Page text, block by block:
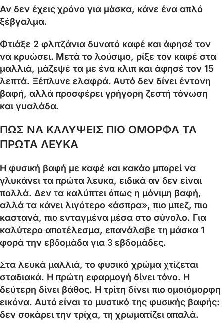
Αν δεν έχεις χρόνο για μάσκα, κάνε ένα απλό
ξέβγαλμα.
Φτιάξε 2 φλιτζάνια δυνατό καφέ και άφησέ τον
να κρυώσει. Μετά το λούσιμο, ρίξε τον καφέ στα
μαλλιά, μάζεψέ τα με ένα κλιπ και άφησέ τον 15
λεπτά. Ξέπλυνε ελαφρά. Αυτό δεν δίνει έντονη
βαφή, αλλά προσφέρει γρήγορη ζεστή τόνωση
και γυαλάδα.
ΠΩΣ ΝΑ ΚΑΛΥΨΕΙΣ ΠΙΟ ΟΜΟΡΦΑ ΤΑ
ΠΡΩΤΑ ΛΕΥΚΑ
Η φυσική βαφή με καφέ και κακάο μπορεί να
γλυκάνει τα πρώτα λευκά, ειδικά αν δεν είναι
πολλά. Δεν τα καλύπτει όπως η μόνιμη βαφή,
αλλά τα κάνει λιγότερο «άσπρα», πιο μπεζ, πιο
καστανά, πιο ενταγμένα μέσα στο σύνολο. Για
καλύτερο αποτέλεσμα, επανάλαβε τη μάσκα 1
φορά την εβδομάδα για 3 εβδομάδες.
Στα λευκά μαλλιά, το φυσικό χρώμα χτίζεται
σταδιακά. Η πρώτη εφαρμογή δίνει τόνο. Η
δεύτερη δίνει βάθος. Η τρίτη δίνει πιο ομοιόμορφη
εικόνα. Αυτό είναι το μυστικό της φυσικής βαφής:
δεν σοκάρει την τρίχα, τη χρωματίζει απαλά.